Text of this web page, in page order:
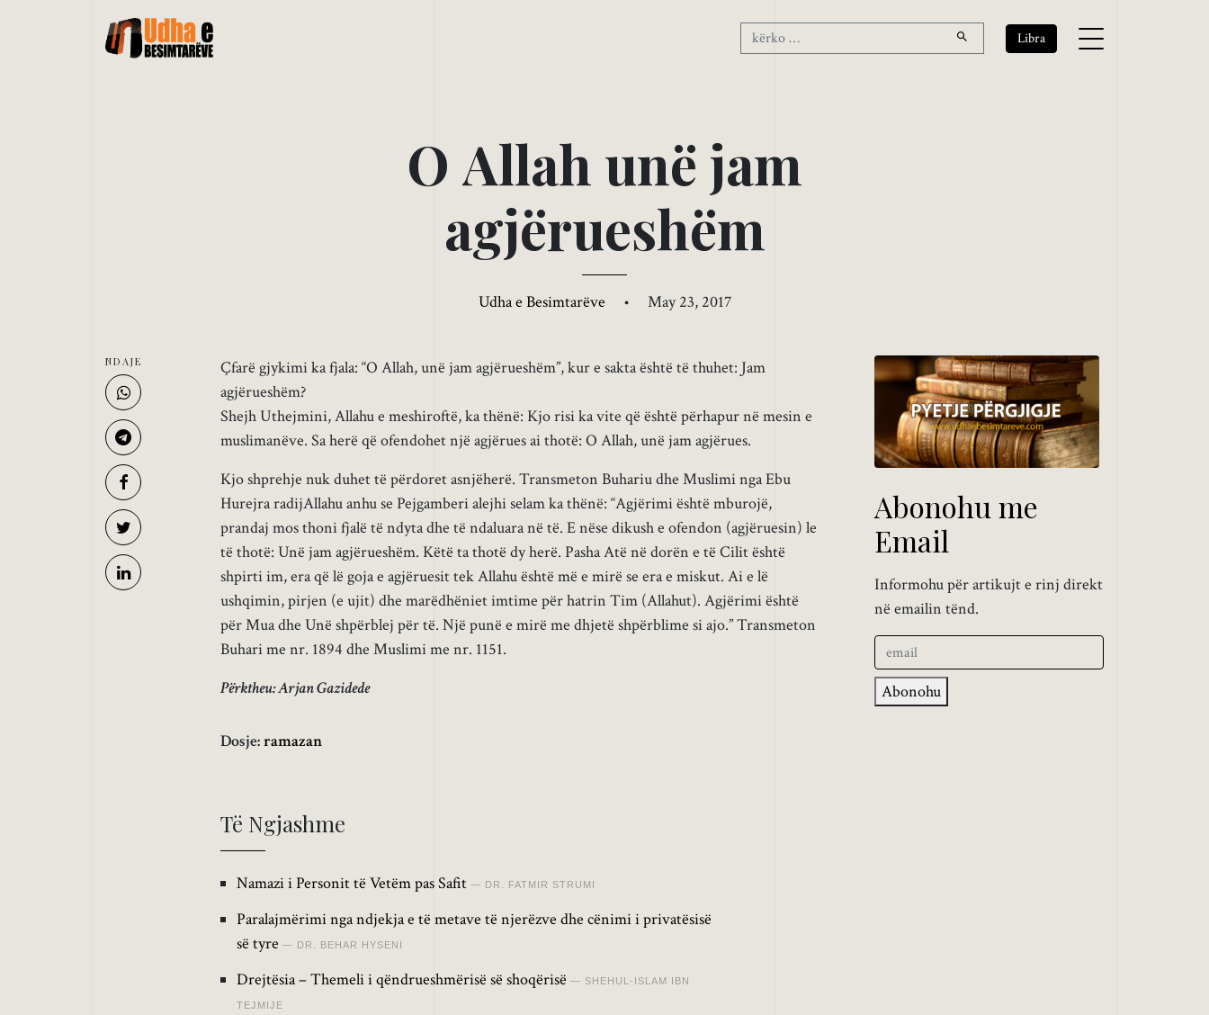
Libra
O Allah unë jam
agjërueshëm
Udha e Besimtarëve • May 23, 2017
Çfarë gjykimi ka fjala: “O Allah, unë jam agjërueshëm”, kur e sakta është të thuhet: Jam
agjërueshëm?
Shejh Uthejmini, Allahu e meshiroftë, ka thënë: Kjo risi ka vite që është përhapur në mesin e
muslimanëve. Sa herë që ofendohet një agjërues ai thotë: O Allah, unë jam agjërues.
Kjo shprehje nuk duhet të përdoret asnjëherë. Transmeton Buhariu dhe Muslimi nga Ebu
Hurejra radijAllahu anhu se Pejgamberi alejhi selam ka thënë: “Agjërimi është mburojë,
prandaj mos thoni fjalë të ndyta dhe të ndaluara në të. E nëse dikush e ofendon (agjëruesin) le
të thotë: Unë jam agjërueshëm. Këtë ta thotë dy herë. Pasha Atë në dorën e të Cilit është
shpirti im, era që lë goja e agjëruesit tek Allahu është më e mirë se era e miskut. Ai e lë
ushqimin, pirjen (e ujit) dhe marëdhëniet imtime për hatrin Tim (Allahut). Agjërimi është
për Mua dhe Unë shpërblej për të. Një punë e mirë me dhjetë shpërblime si ajo.” Transmeton
Buhari me nr. 1894 dhe Muslimi me nr. 1151.
Përktheu: Arjan Gazidede
Dosje:ramazan
Të Ngjashme
Namazi i Personit të Vetëm pas Safit DR. FATMIR STRUMI
Paralajmërimi nga ndjekja e të metave të njerëzve dhe cënimi i privatësisë
së tyre
DR. BEHAR HYSENI
Drejtësia – Themeli i qëndrueshmërisë së shoqërisë SHEHUL-ISLAM IBN
TEJMIJE
NDAJE
Abonohu me
Email
Informohu për artikujt e rinj direkt
në emailin tënd.
Abonohu